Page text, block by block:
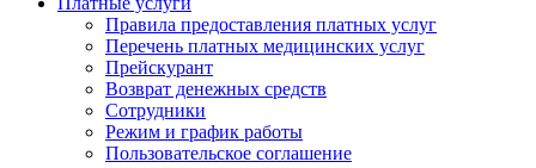
Правила предоставления платных услуг
Перечень платных медицинских услуг
Прейскурант
Возврат денежных средств
Сотрудники
Режим и график работы
Пользовательское соглашение